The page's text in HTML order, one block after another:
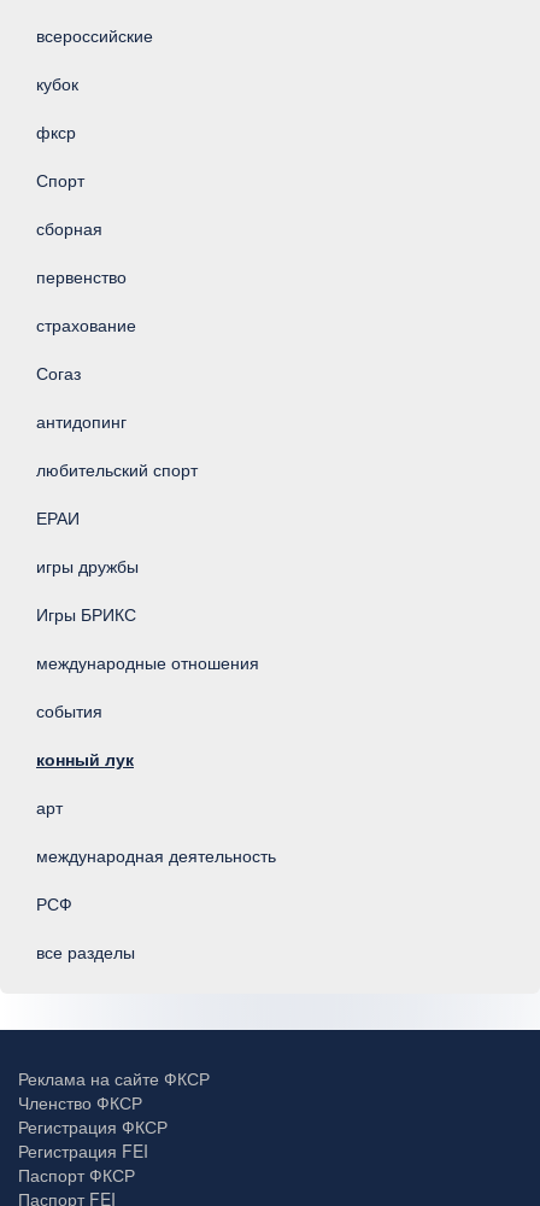
всероссийские
кубок
фкср
Спорт
сборная
первенство
страхование
Согаз
антидопинг
любительский спорт
ЕРАИ
игры дружбы
Игры БРИКС
международные отношения
события
конный лук
арт
международная деятельность
РСФ
все разделы
Реклама на сайте ФКСР
Членство ФКСР
Регистрация ФКСР
Регистрация FEI
Паспорт ФКСР
Паспорт FEI